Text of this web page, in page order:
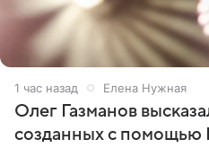
1 час назад Елена Нужная
Олег Газманов
созданных с помощью